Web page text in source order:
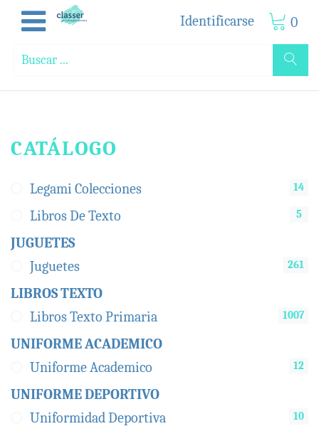
Identificarse 0
CATÁLOGO
Legami Colecciones 14
Libros De Texto 5
JUGUETES
Juguetes
261
LIBROS TEXTO
Libros Texto Primaria
1007
UNIFORME ACADEMICO
Uniforme Academico
12
UNIFORME DEPORTIVO
Uniformidad Deportiva
10